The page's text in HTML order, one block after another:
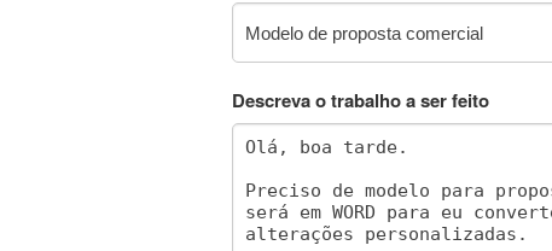
Descreva o trabalho a ser feito